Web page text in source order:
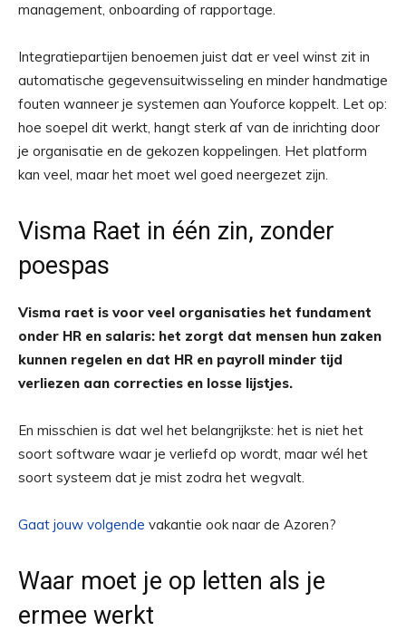
management, onboarding of rapportage.
Integratiepartijen benoemen juist dat er veel winst zit in
automatische gegevensuitwisseling en minder handmatige
fouten wanneer je systemen aan Youforce koppelt. Let op:
hoe soepel dit werkt, hangt sterk af van de inrichting door
je organisatie en de gekozen koppelingen. Het platform
kan veel, maar het moet wel goed neergezet zijn.
Visma Raet in één zin, zonder
poespas
Visma raet is voor veel organisaties het fundament
onder HR en salaris: het zorgt dat mensen hun zaken
kunnen regelen en dat HR en payroll minder tijd
verliezen aan correcties en losse lijstjes.
En misschien is dat wel het belangrijkste: het is niet het
soort software waar je verliefd op wordt, maar wél het
soort systeem dat je mist zodra het wegvalt.
Gaat jouw volgende vakantie ook naar de Azoren?
Waar moet je op letten als je
ermee werkt